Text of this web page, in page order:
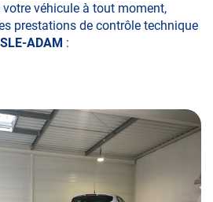
votre véhicule à tout moment,
prestations de contrôle technique
ADAM :
hybrides ou électriques